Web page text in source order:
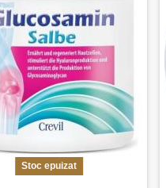
Stoc epuizat